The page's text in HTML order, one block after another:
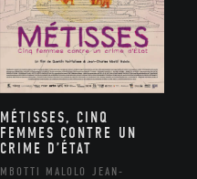
MÉTISSES, CINQ
FEMMES CONTRE UN
CRIME D’ÉTAT
MBOTTI MALOLO JEAN-